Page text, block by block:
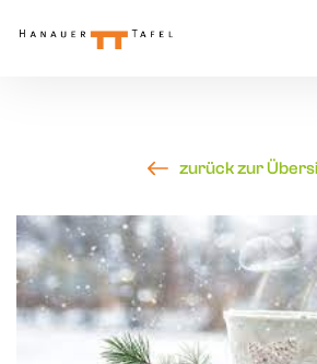
zurück zur